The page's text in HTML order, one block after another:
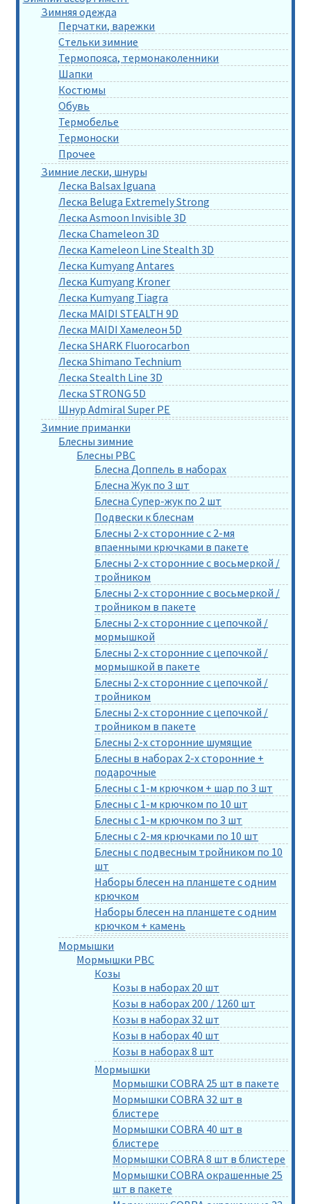
Зимняя одежда
Перчатки, варежки
Стельки зимние
Термопояса, термонаколенники
Шапки
Костюмы
Обувь
Термобелье
Термоноски
Прочее
Зимние лески, шнуры
Леска Balsax Iguana
Леска Beluga Extremely Strong
Леска Asmoon Invisible 3D
Леска Chameleon 3D
Леска Kameleon Line Stealth 3D
Леска Kumyang Antares
Леска Kumyang Kroner
Леска Kumyang Tiagra
Леска MAIDI STEALTH 9D
Леска MAIDI Хамелеон 5D
Леска SHARK Fluorocarbon
Леска Shimano Technium
Леска Stealth Line 3D
Леска STRONG 5D
Шнур Admiral Super PE
Зимние приманки
Блесны зимние
Блесны РВС
Блесна Доппель в наборах
Блесна Жук по 3 шт
Блесна Супер-жук по 2 шт
Подвески к блеснам
Блесны 2-х сторонние с 2-мя
впаенными крючками в пакете
Блесны 2-х сторонние с восьмеркой /
тройником
Блесны 2-х сторонние с восьмеркой /
тройником в пакете
Блесны 2-х сторонние с цепочкой /
мормышкой
Блесны 2-х сторонние с цепочкой /
мормышкой в пакете
Блесны 2-х сторонние с цепочкой /
тройником
Блесны 2-х сторонние с цепочкой /
тройником в пакете
Блесны 2-х сторонние шумящие
Блесны в наборах 2-х сторонние +
подарочные
Блесны с 1-м крючком + шар по 3 шт
Блесны с 1-м крючком по 10 шт
Блесны с 1-м крючком по 3 шт
Блесны с 2-мя крючками по 10 шт
Блесны с подвесным тройником по 10
шт
Наборы блесен на планшете с одним
крючком
Наборы блесен на планшете с одним
крючком + камень
Мормышки
Мормышки РВС
Козы
Козы в наборах 20 шт
Козы в наборах 200 / 1260 шт
Козы в наборах 32 шт
Козы в наборах 40 шт
Козы в наборах 8 шт
Мормышки
Мормышки COBRA 25 шт в пакете
Мормышки COBRA 32 шт в
блистере
Мормышки COBRA 40 шт в
блистере
Мормышки COBRA 8 шт в блистере
Мормышки COBRA окрашенные 25
шт в пакете